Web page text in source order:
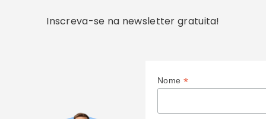
Inscreva-se na newsletter gratuita!
Nome *